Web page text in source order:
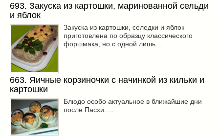
693. Закуска из картошки, маринованной сельди
и яблок
Закуска из картошки, селедки и яблок
приготовлена по образцу классического
форшмака, но с одной лишь ...
663. Яичные корзиночки с начинкой из кильки и
картошки
Блюдо особо актуальное в ближайшие дни
после Пасхи. ...